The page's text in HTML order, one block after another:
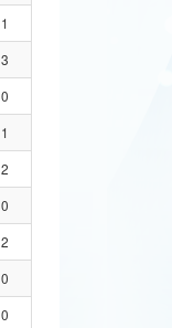
1
3
0
1
2
0
2
0
0